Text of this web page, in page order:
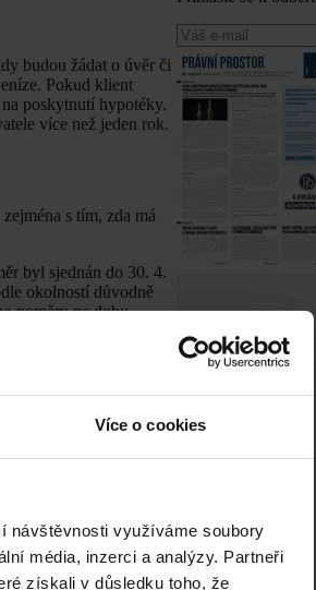
Více o cookies
návštěvnosti využíváme soubory
média, inzerci a analýzy. Partneři
získali v důsledku toho, že
budou žádat o úvěr či
Pokud klient
poskytnutí hypotéky.
více než jeden rok.
s tím, zda má
byl sjednán do 30. 4.
okolností důvodně
poměru na dobu
které by bylo časově
Např.
zaměstnán a nejedná
a náhrada za ztrátu na
výdělku po dobu